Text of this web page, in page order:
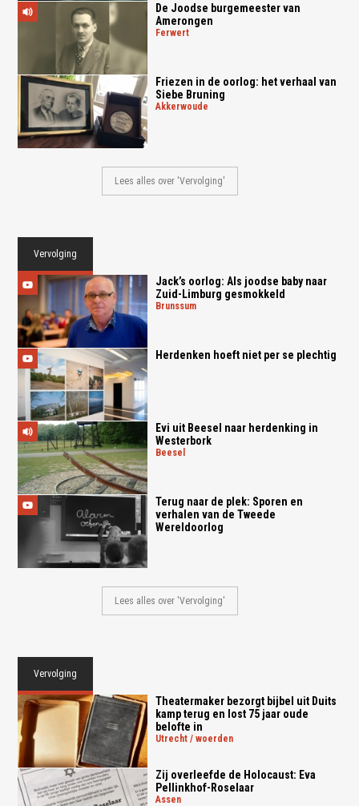
De Joodse burgemeester van
Amerongen
ferwert
Friezen in de oorlog: het verhaal van
Siebe Bruning
akkerwoude
Lees alles over 'Vervolging'
Vervolging
Jack’s oorlog: Als joodse baby naar
Zuid-Limburg gesmokkeld
brunssum
Herdenken hoeft niet per se plechtig
Evi uit Beesel naar herdenking in
Westerbork
beesel
Terug naar de plek: Sporen en
verhalen van de Tweede
Wereldoorlog
Lees alles over 'Vervolging'
Vervolging
Theatermaker bezorgt bijbel uit Duits
kamp terug en lost 75 jaar oude
belofte in
utrecht / woerden
Zij overleefde de Holocaust: Eva
Pellinkhof-Roselaar
assen